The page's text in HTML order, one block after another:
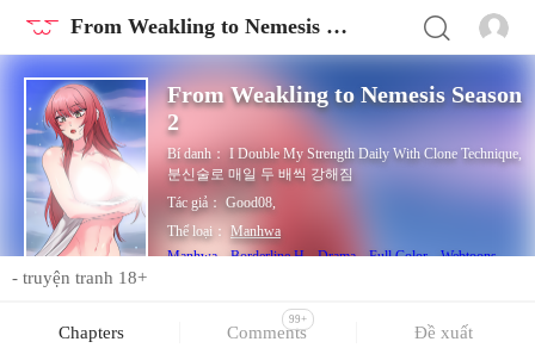
From Weakling to Nemesis Season 2
From Weakling to Nemesis Season
2
Bí danh： I Double My Strength Daily With Clone Technique,
분신술로 매일 두 배씩 강해짐
Tác giả： Good08,
Thể loại： Manhwa
Manhwa
Borderline H Drama Full Color
Webtoons
- truyện tranh 18+
Chapters Comments
99+
Đề xuất